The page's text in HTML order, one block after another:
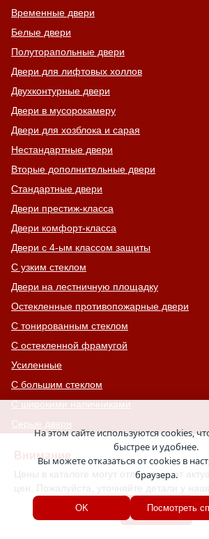
Внимание
Цены в каталоге могут отличаться от
цен. Пожалуйста, уточняйте детали у
Хорошо
Временные двери
Белые двери
Полуторапольные двери
Двери для лифтовых холлов
Двухконтурные двери
Двери в мусорокамеру
Двери для хозблока и сарая
Нестандартные двери
Вторые дополнительные двери
Стандартные двери
Двери престиж-класса
Двери комфорт-класса
Двери с 4-ым классом защиты
С узким стеклом
Двери на лестничную площадку
Остекленные противопожарные двери
С тонированным стеклом
С остекленной фрамугой
Усиленные
С большим стеклом
С широкими наличниками
Серые двери
С увеличенной и толстой коробкой
Двери с выдавленным рисунком
Двери с витражным остеклением
Двери с английской решеткой
Глухие противопожарные двери
На этом сайте используются cookies,
быстрее и удобнее.
Вы можете отказаться от cookies в
браузера.
OK Посмотреть